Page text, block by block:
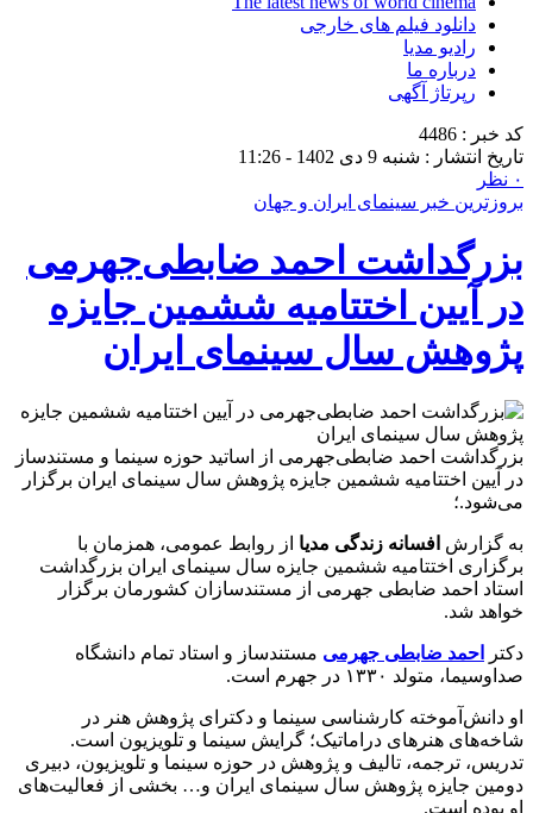
دانلود فیلم های خارجی
رادیو مدیا
درباره ما
رپرتاژ آگهی
کد خبر : 4486
تاریخ انتشار : شنبه 9 دی 1402 - 11:26
۰ نظر
بروزترین خبر سینمای ایران و جهان
بزرگداشت احمد ضابطی‌جهرمی
در آیین اختتامیه ششمین جایزه
پژوهش سال سینمای ایران
بزرگداشت احمد ضابطی‌جهرمی از اساتید حوزه سینما و مستندساز
در آیین اختتامیه ششمین جایزه پژوهش سال سینمای ایران برگزار
می‌شود.؛
به گزارش افسانه زندگی مدیا از روابط عمومی، همزمان با
برگزاری اختتامیه ششمین جایزه سال سینمای ایران بزرگداشت
استاد احمد ضابطی جهرمی از مستندسازان کشورمان برگزار
خواهد شد.
دکتر احمد ضابطی جهرمی مستندساز و استاد تمام دانشگاه
صداوسیما، متولد ۱۳۳۰ در جهرم است.
او دانش‌آموخته کارشناسی سینما و دکترای پژوهش هنر در
شاخه‌های هنرهای دراماتیک؛ گرایش سینما و تلویزیون است.
تدریس، ترجمه، تالیف و پژوهش در حوزه سینما و تلویزیون، دبیری
دومین جایزه پژوهش سال سینمای ایران و… بخشی از فعالیت‌های
او بوده است.